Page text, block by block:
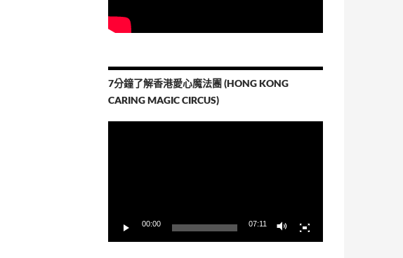
7分鐘了解香港愛心魔法團 (HONG KONG
CARING MAGIC CIRCUS)
00:00 07:11